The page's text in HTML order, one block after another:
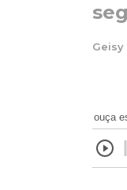
Geisy
ouça